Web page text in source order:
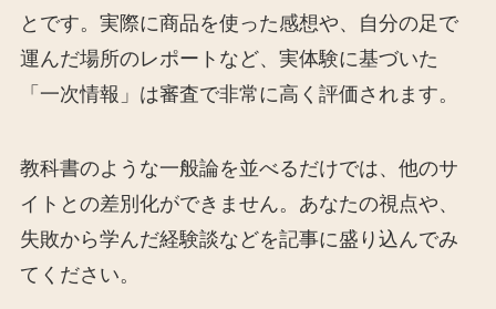
とです。実際に商品を使った感想や、自分の足で
運んだ場所のレポートなど、実体験に基づいた
「一次情報」は審査で非常に高く評価されます。
教科書のような一般論を並べるだけでは、他のサ
イトとの差別化ができません。あなたの視点や、
失敗から学んだ経験談などを記事に盛り込んでみ
てください。